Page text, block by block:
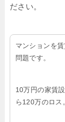
ださい。
マンションを
問題です。
10万円の家賃
ら120万のロス